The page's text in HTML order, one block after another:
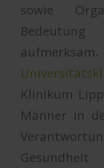
sowie
Bedeutung
Klinikum
Männer in